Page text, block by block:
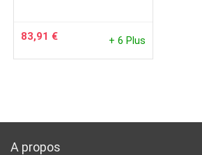
83,91 € + 6 Plus
A propos